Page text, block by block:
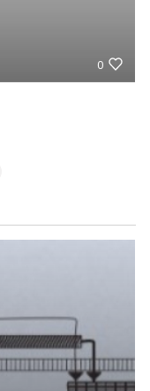
0